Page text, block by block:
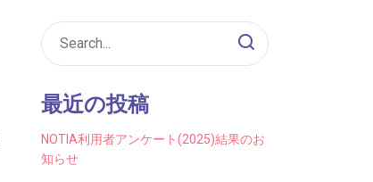
最近の投稿
NOTIA利用者アンケート(2025)結果のお
知らせ